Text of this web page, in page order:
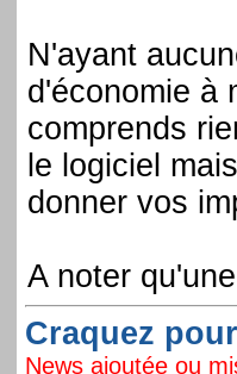
N'ayant
d'économie à
comprends
le logiciel
donner vos
A noter
Craquez
News ajoutée ou